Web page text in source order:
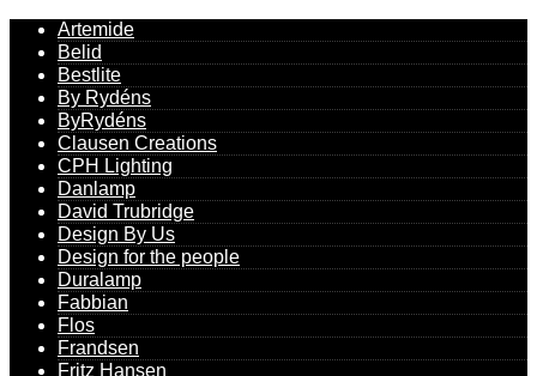
Artemide
Belid
Bestlite
By Rydéns
ByRydéns
Clausen Creations
CPH Lighting
Danlamp
David Trubridge
Design By Us
Design for the people
Duralamp
Fabbian
Flos
Frandsen
Fritz Hansen